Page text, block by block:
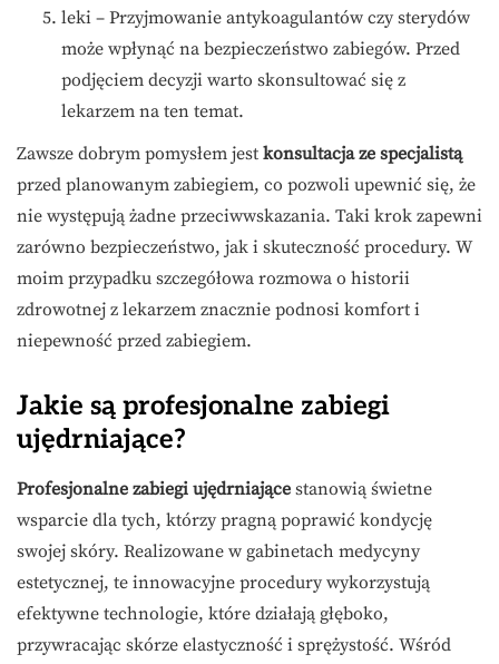
leki – Przyjmowanie antykoagulantów czy sterydów
może wpłynąć na bezpieczeństwo zabiegów. Przed
podjęciem decyzji warto skonsultować się z
lekarzem na ten temat.
Zawsze dobrym pomysłem jest konsultacja ze specjalistą
przed planowanym zabiegiem, co pozwoli upewnić się, że
nie występują żadne przeciwwskazania. Taki krok zapewni
zarówno bezpieczeństwo, jak i skuteczność procedury. W
moim przypadku szczegółowa rozmowa o historii
zdrowotnej z lekarzem znacznie podnosi komfort i
niepewność przed zabiegiem.
Jakie są profesjonalne zabiegi
ujędrniające?
Profesjonalne zabiegi ujędrniające stanowią świetne
wsparcie dla tych, którzy pragną poprawić kondycję
swojej skóry. Realizowane w gabinetach medycyny
estetycznej, te innowacyjne procedury wykorzystują
efektywne technologie, które działają głęboko,
przywracając skórze elastyczność i sprężystość. Wśród